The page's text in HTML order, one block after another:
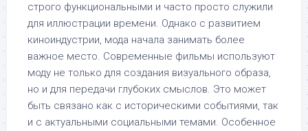
строго функциональными и часто просто служили
для иллюстрации времени. Однако с развитием
киноиндустрии, мода начала занимать более
важное место. Современные фильмы используют
моду не только для создания визуального образа,
но и для передачи глубоких смыслов. Это может
быть связано как с историческими событиями, так
и с актуальными социальными темами. Особенное